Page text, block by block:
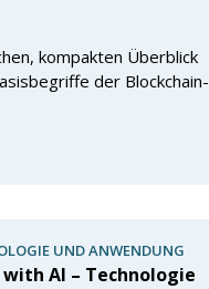
kompakten Überblick
der Blockchain-
UND ANWENDUNG
with AI – Technologie